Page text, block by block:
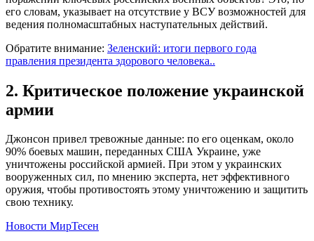
его словам, указывает на отсутствие у ВСУ возможностей для
ведения полномасштабных наступательных действий.
Обратите внимание: Зеленский: итоги первого года
правления президента здорового человека..
2. Критическое положение украинской
армии
Джонсон привел тревожные данные: по его оценкам, около
90% боевых машин, переданных США Украине, уже
уничтожены российской армией. При этом у украинских
вооруженных сил, по мнению эксперта, нет эффективного
оружия, чтобы противостоять этому уничтожению и защитить
свою технику.
Новости МирТесен